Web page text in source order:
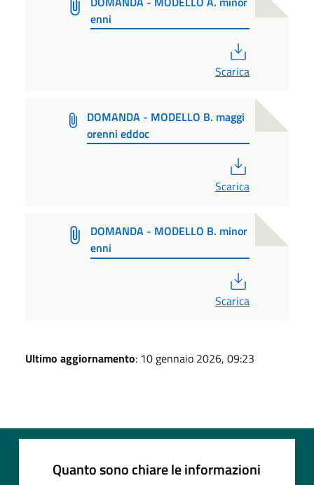
enni
Scarica
DOMANDA - MODELLO B. maggi
orenni eddoc
Scarica
DOMANDA - MODELLO B. minor
enni
Scarica
Ultimo aggiornamento: 10 gennaio 2026, 09:23
Quanto sono chiare le informazioni